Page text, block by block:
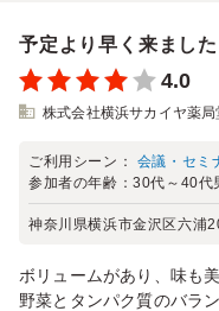
予定より早く来ました
4.0
株式会社横浜サカイヤ薬局
ご利用シーン： 会議・セミ
参加者の年齢：30代～40代
神奈川県横浜市金沢区六浦
ボリュームがあり、味も
野菜とタンパク質のバラ